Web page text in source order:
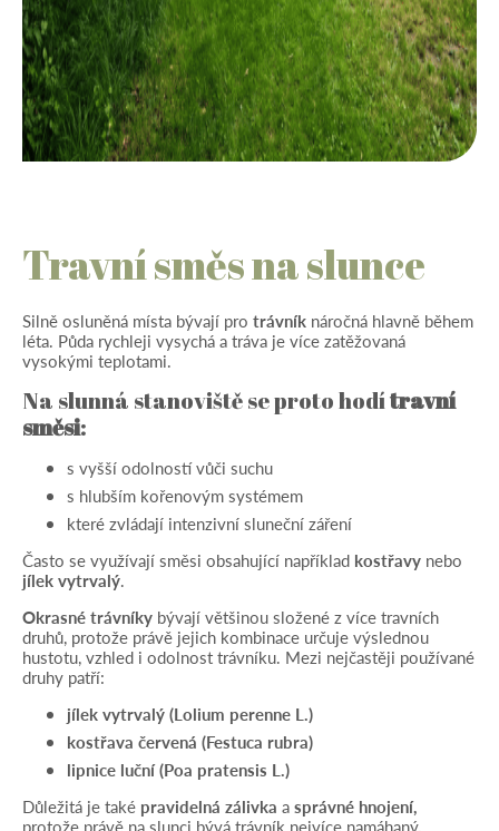
Travní směs na slunce
Silně osluněná místa bývají pro trávník náročná hlavně během
léta. Půda rychleji vysychá a tráva je více zatěžovaná
vysokými teplotami.
Na slunná stanoviště se proto hodítravní
směsi:
s vyšší odolností vůči suchu
s hlubším kořenovým systémem
které zvládají intenzivní sluneční záření
Často se využívají směsi obsahující například kostřavy nebo
jílek vytrvalý.
Okrasné trávníky bývají většinou složené z více travních
druhů, protože právě jejich kombinace určuje výslednou
hustotu, vzhled i odolnost trávníku. Mezi nejčastěji používané
druhy patří:
jílek vytrvalý (Lolium perenne L.)
kostřava červená (Festuca rubra)
lipnice luční (Poa pratensis L.)
Důležitá je také pravidelná zálivka asprávné hnojení,
protože právě na slunci bývá trávník nejvíce namáhaný.